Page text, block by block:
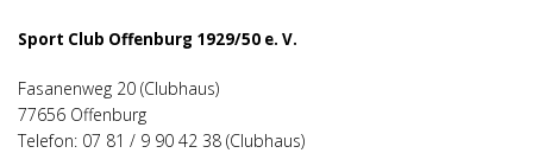
Sport Club Offenburg 1929/50 e. V.
Fasanenweg 20 (Clubhaus)
77656 Offenburg
Telefon: 07 81 / 9 90 42 38 (Clubhaus)